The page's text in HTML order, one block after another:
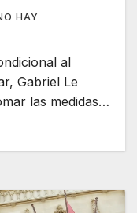
HAY
al
Gabriel Le
las medidas…